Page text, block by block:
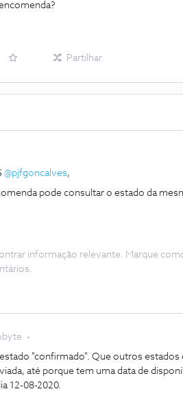
Partilhar
@pjfgoncalves,
pode consultar o estado da
informação relevante. Marque
"confirmado". Que outros estados
até porque tem uma data de
12-08-2020.